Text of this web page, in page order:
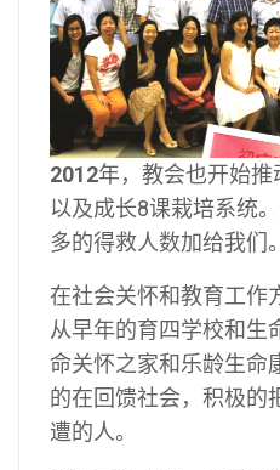
2012年，教会也开始推
以及成长8课栽培系统
多的得救人数加给我们。
在社会关怀和教育工作
从早年的育四学校和生
命关怀之家和乐龄生命
的在回馈社会，积极的
遭的人。